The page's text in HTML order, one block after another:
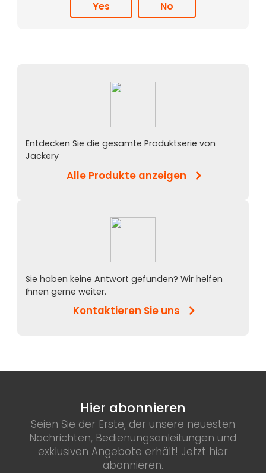
Yes No
Entdecken Sie die gesamte Produktserie von
Jackery
Alle Produkte anzeigen
Sie haben keine Antwort gefunden? Wir helfen
Ihnen gerne weiter.
Kontaktieren Sie uns
Hier abonnieren
Seien Sie der Erste, der unsere neuesten
Nachrichten, Bedienungsanleitungen und
exklusiven Angebote erhält! Jetzt hier
abonnieren.